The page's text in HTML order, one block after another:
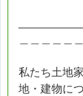
私たち土地
地・建物に